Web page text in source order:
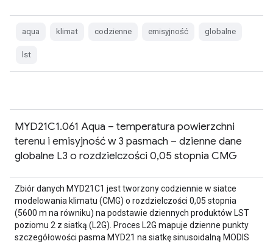
aqua klimat codzienne emisyjność globalne
lst
MYD21C1.061 Aqua – temperatura powierzchni
terenu i emisyjność w 3 pasmach – dzienne dane
globalne L3 o rozdzielczości 0,05 stopnia CMG
Zbiór danych MYD21C1 jest tworzony codziennie w siatce
modelowania klimatu (CMG) o rozdzielczości 0,05 stopnia
(5600 m na równiku) na podstawie dziennych produktów LST
poziomu 2 z siatką (L2G). Proces L2G mapuje dzienne punkty
szczegółowości pasma MYD21 na siatkę sinusoidalną MODIS